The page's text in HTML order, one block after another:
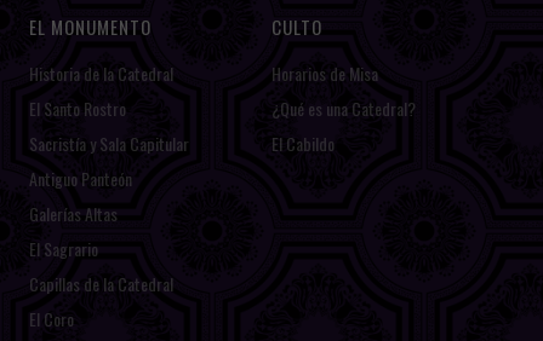
EL MONUMENTO
Historia de la Catedral
El Santo Rostro
Sacristía y Sala Capitular
Antiguo Panteón
Galerías Altas
El Sagrario
Capillas de la Catedral
El Coro
CULTO
Horarios de Misa
¿Qué es una Catedral?
El Cabildo